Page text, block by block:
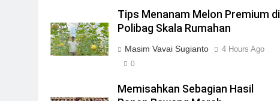
Tips Menanam Melon Premium di
Polibag Skala Rumahan
Masim Vavai Sugianto 4 Hours Ago
0
Memisahkan Sebagian Hasil